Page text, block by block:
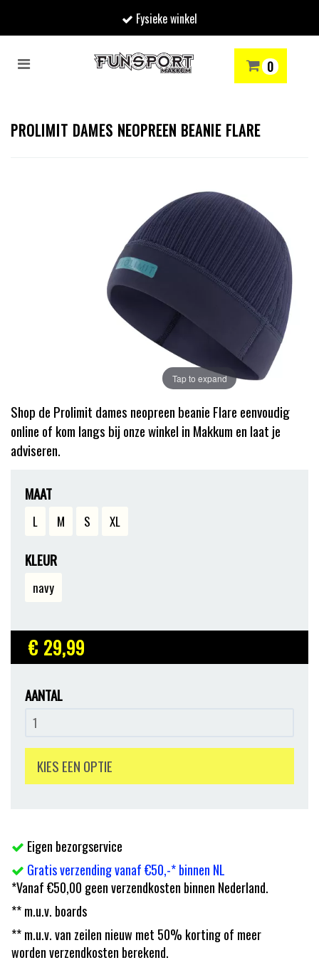
Fysieke winkel
Toggle
0
Vul hem met producten.
SKIËN WINTERSPORTSHOP
PROLIMIT DAMES NEOPREEN BEANIE FLARE
Tap to expand
Shop de Prolimit dames neopreen beanie Flare eenvoudig
online of kom langs bij onze winkel in Makkum en laat je
adviseren.
MAAT
L M S XL
KLEUR
navy
€ 29,99
AANTAL
KIES EEN OPTIE
Eigen bezorgservice
Gratis verzending vanaf €50,-* binnen NL
*Vanaf €50,00 geen verzendkosten binnen Nederland.
** m.u.v. boards
** m.u.v. van zeilen nieuw met 50% korting of meer
worden verzendkosten berekend.